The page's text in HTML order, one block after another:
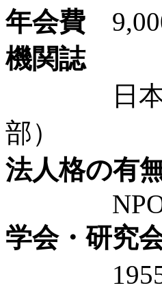
年会費
機関誌
日本歯科
部）
法人格の有
学会・研究
1955